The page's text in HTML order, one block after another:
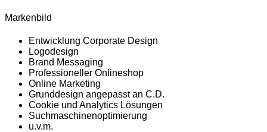
Markenbild
Entwicklung Corporate Design
Logodesign
Brand Messaging
Professioneller Onlineshop
Online Marketing
Grunddesign angepasst an C.D.
Cookie und Analytics Lösungen
Suchmaschinenoptimierung
u.v.m.